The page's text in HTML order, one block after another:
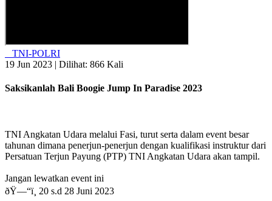
TNI-POLRI
19 Jun 2023 | Dilihat: 866 Kali
Saksikanlah Bali Boogie Jump In Paradise 2023
TNI Angkatan Udara melalui Fasi, turut serta dalam event besar
tahunan dimana penerjun-penerjun dengan kualifikasi instruktur dari
Persatuan Terjun Payung (PTP) TNI Angkatan Udara akan tampil.
Jangan lewatkan event ini
ðŸ—“ï¸ 20 s.d 28 Juni 2023